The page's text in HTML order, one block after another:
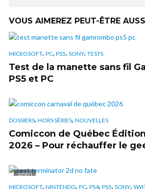
VOUS AIMEREZ PEUT-ÊTRE
MICROSOFT, PC, PS5, SONY, TESTS
Test de la manette sans fil
PS5 et PC
DOSSIERS, HORS SÉRIES, NOUVELLES
Comiccon de Québec Édition
2026 – Pour réchauffer le
VIDÉO
MICROSOFT, NINTENDO, PC, PS4, PS5, SONY,